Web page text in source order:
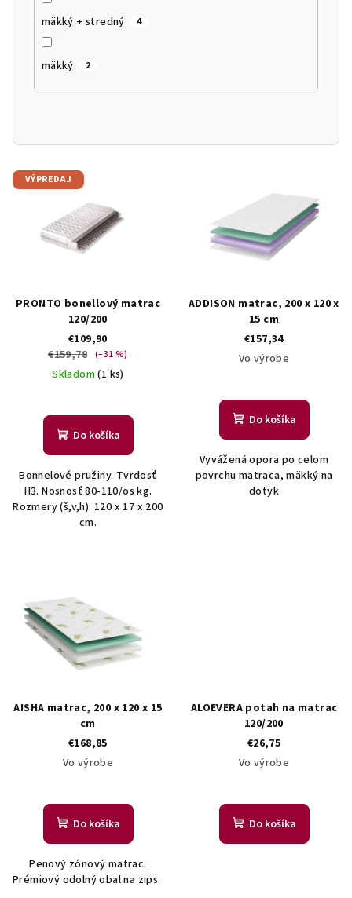
mäkký + stredný 4
mäkký 2
V
ý VÝPREDAJ
PRONTO bonellový matrac
120/200
€109,90
€159,78 (–31 %)
Skladom(1 ks)
Do košíka
Bonnelové pružiny. Tvrdosť
H3. Nosnosť 80-110/os kg.
Rozmery (š,v,h): 120 x 17 x 200
cm.
ADDISON matrac, 200 x 120 x
15 cm
€157,34
Vo výrobe
Do košíka
Vyvážená opora po celom
povrchu matraca, mäkký na
dotyk
AISHA matrac, 200 x 120 x 15
cm
€168,85
Vo výrobe
Do košíka
Penový zónový matrac.
Prémiový odolný obal na zips.
ALOEVERA potah na matrac
120/200
€26,75
Vo výrobe
Do košíka